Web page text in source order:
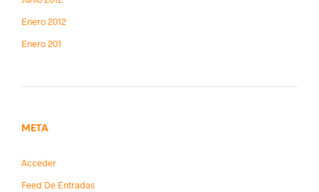
Enero 2012
Enero 201
META
Acceder
Feed De Entradas